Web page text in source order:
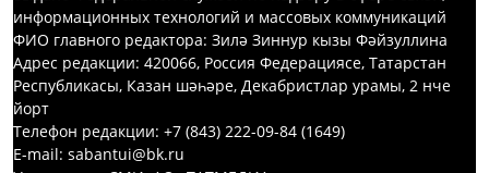
информационных технологий и массовых коммуникаций
ФИО главного редактора: Зилә Зиннур кызы Фәйзуллина
Адрес редакции: 420066, Россия Федерациясе, Татарстан
Республикасы, Казан шәһәре, Декабристлар урамы, 2 нче
йорт
Телефон редакции: +7 (843) 222-09-84 (1649)
E-mail: sabantui@bk.ru